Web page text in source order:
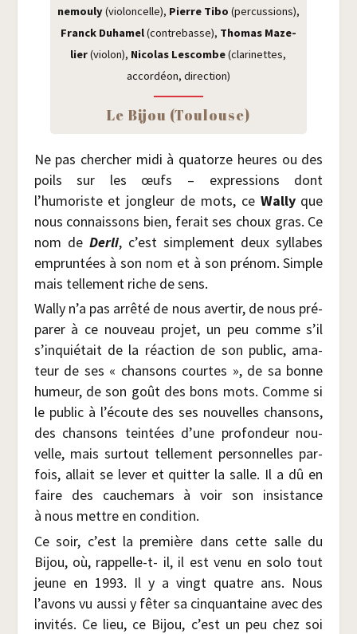
ne­mou­ly(vio­lon­celle), Pierre Tibo (per­cus­sions),
Franck Duha­mel(contre­basse), Tho­mas Maze­
lier(vio­lon), Nico­las Les­combe(cla­ri­nettes,
accor­déon, direction)
Le Bijou (Tou­louse)
Ne pas cher­cher midi à qua­torze heures ou des
poils sur les œufs – expres­sions dont
l’humoriste et jon­gleur de mots, ce Wal­ly que
nous connais­sons bien, ferait ses choux gras. Ce
nom de Der­li, c’est sim­ple­ment deux syl­labes
emprun­tées à son nom et à son pré­nom. Simple
mais tel­le­ment riche de sens.
Wal­ly n’a pas arrê­té de nous aver­tir, de nous pré­
pa­rer à ce nou­veau pro­jet, un peu comme s’il
s’inquiétait de la réac­tion de son public, ama­
teur de ses « chan­sons courtes », de sa bonne
humeur, de son goût des bons mots. Comme si
le public à l’écoute des ses nou­velles chan­sons,
des chan­sons tein­tées d’une pro­fon­deur nou­
velle, mais sur­tout tel­le­ment per­son­nelles par­
fois, allait se lever et quit­ter la salle. Il a dû en
faire des cau­che­mars à voir son insis­tance
à nous mettre en condition.
Ce soir, c’est la pre­mière dans cette salle du
Bijou, où, rap­pelle-t- il, il est venu en solo tout
jeune en 1993. Il y a vingt quatre ans. Nous
l’avons vu aus­si y fêter sa cin­quan­taine avec des
invi­tés. Ce lieu, ce Bijou, c’est un peu chez soi